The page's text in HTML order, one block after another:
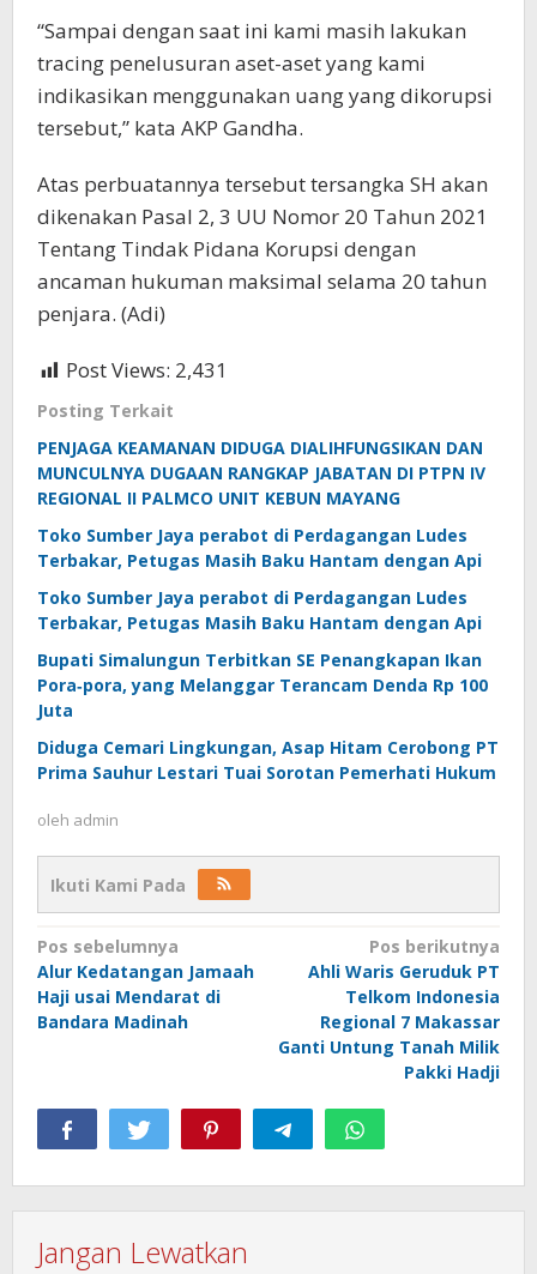
“Sampai dengan saat ini kami masih lakukan
tracing penelusuran aset-aset yang kami
indikasikan menggunakan uang yang dikorupsi
tersebut,” kata AKP Gandha.
Atas perbuatannya tersebut tersangka SH akan
dikenakan Pasal 2, 3 UU Nomor 20 Tahun 2021
Tentang Tindak Pidana Korupsi dengan
ancaman hukuman maksimal selama 20 tahun
penjara. (Adi)
Post Views: 2,431
Posting Terkait
PENJAGA KEAMANAN DIDUGA DIALIHFUNGSIKAN DAN
MUNCULNYA DUGAAN RANGKAP JABATAN DI PTPN IV
REGIONAL II PALMCO UNIT KEBUN MAYANG
Toko Sumber Jaya perabot di Perdagangan Ludes
Terbakar, Petugas Masih Baku Hantam dengan Api
Toko Sumber Jaya perabot di Perdagangan Ludes
Terbakar, Petugas Masih Baku Hantam dengan Api
Bupati Simalungun Terbitkan SE Penangkapan Ikan
Pora‑pora, yang Melanggar Terancam Denda Rp 100
Juta
Diduga Cemari Lingkungan, Asap Hitam Cerobong PT
Prima Sauhur Lestari Tuai Sorotan Pemerhati Hukum
oleh admin
Ikuti Kami Pada
Navigasi
pos
Pos sebelumnya
Alur Kedatangan Jamaah
Haji usai Mendarat di
Bandara Madinah
Pos berikutnya
Ahli Waris Geruduk PT
Telkom Indonesia
Regional 7 Makassar
Ganti Untung Tanah Milik
Pakki Hadji
Jangan Lewatkan